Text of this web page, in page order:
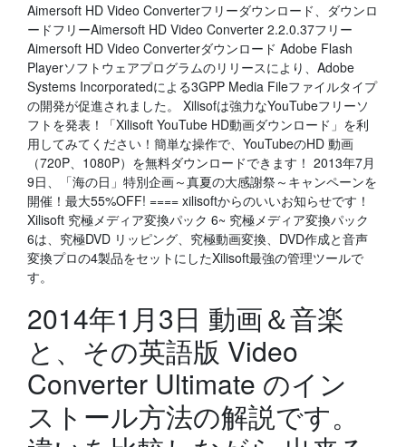
Aimersoft HD Video Converterフリーダウンロード、ダウンロ
ードフリーAimersoft HD Video Converter 2.2.0.37フリー
Aimersoft HD Video Converterダウンロード Adobe Flash
Playerソフトウェアプログラムのリリースにより、Adobe
Systems Incorporatedによる3GPP Media Fileファイルタイプ
の開発が促進されました。 Xilisofは強力なYouTubeフリーソ
フトを発表！「Xilisoft YouTube HD動画ダウンロード」を利
用してみてください！簡単な操作で、YouTubeのHD 動画
（720P、1080P）を無料ダウンロードできます！ 2013年7月
9日、「海の日」特別企画～真夏の大感謝祭～キャンペーンを
開催！最大55%OFF! ==== xilisoftからのいいお知らせです！
Xilisoft 究極メディア変換パック 6~ 究極メディア変換パック
6は、究極DVD リッピング、究極動画変換、DVD作成と音声
変換プロの4製品をセットにしたXilisoft最強の管理ツールで
す。
2014年1月3日 動画＆音楽
と、その英語版 Video
Converter Ultimate のイン
ストール方法の解説です。